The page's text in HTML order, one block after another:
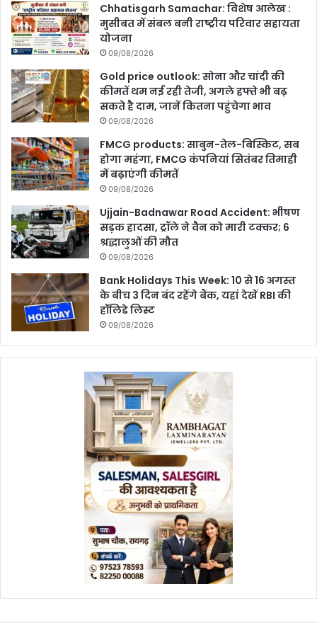
Chhatisgarh Samachar: विशेष आलेख :
मुसीबत में संबल बनी राष्ट्रीय परिवार सहायता
योजना
09/08/2026
Gold price outlook: सोना और चांदी की
कीमतें थम नई रही तेजी, अगले हफ्ते भी बढ़
सकते है दाम, जानें कितना पहुंचेगा भाव
09/08/2026
FMCG products: साबुन-तेल-बिस्किट, सब
होगा महंगा, FMCG कंपनियां सितंबर तिमाही
में बढ़ाएंगी कीमतें
09/08/2026
Ujjain-Badnawar Road Accident: भीषण
सड़क हादसा, ट्रॉले ने वैन को मारी टक्कर; 6
श्रद्धालुओं की मौत
09/08/2026
Bank Holidays This Week: 10 से 16 अगस्त
के बीच 3 दिन बंद रहेंगे बैंक, यहां देखें RBI की
हॉलिडे लिस्ट
09/08/2026